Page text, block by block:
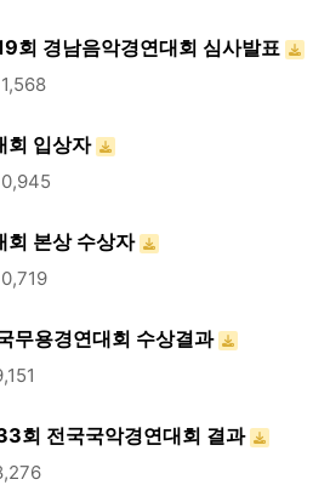
회 경남음악경연대회 심사발표
회 입상자
회 본상 수상자
무용경연대회 수상결과
회 전국국악경연대회 결과